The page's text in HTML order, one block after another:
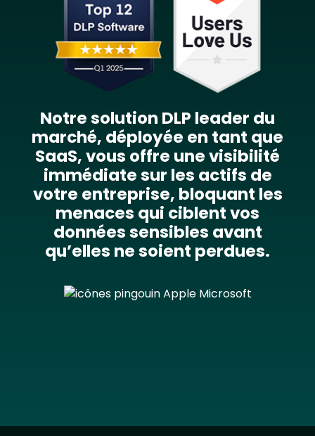
Notre solution DLP leader du
marché, déployée en tant que
SaaS, vous offre une visibilité
immédiate sur les actifs de
votre entreprise, bloquant les
menaces qui ciblent vos
données sensibles avant
qu’elles ne soient perdues.